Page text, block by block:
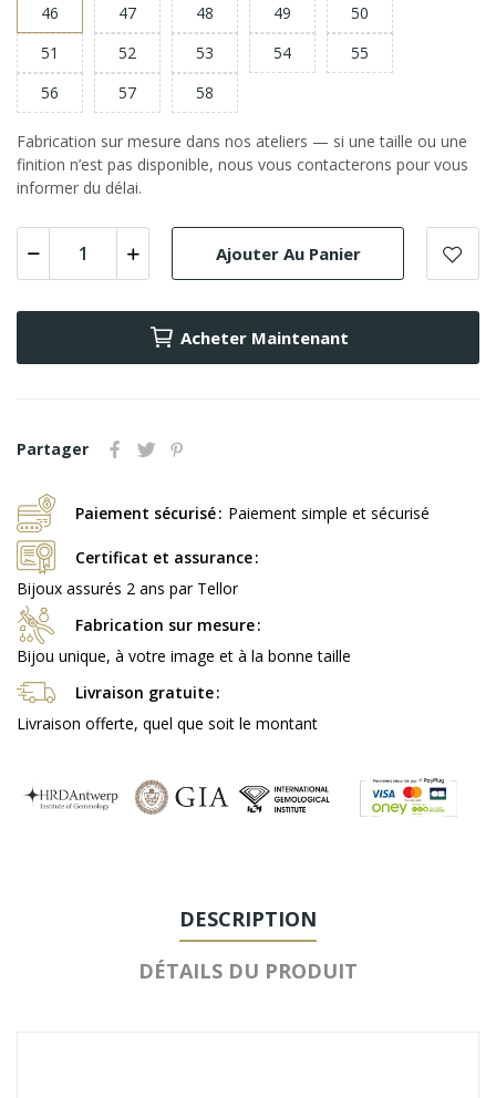
46 47 48 49
50
51
52 53 54
55
56
57 58
Fabrication sur mesure dans nos ateliers — si une taille ou une
finition n’est pas disponible, nous vous contacterons pour vous
informer du délai.
Ajouter Au Panier
Acheter Maintenant
Partager
Paiement sécurisé Paiement simple et sécurisé
Certificat et assurance
Bijoux assurés 2 ans par Tellor
Fabrication sur mesure
Bijou unique, à votre image et à la bonne taille
Livraison gratuite
Livraison offerte, quel que soit le montant
DESCRIPTION
DÉTAILS DU PRODUIT